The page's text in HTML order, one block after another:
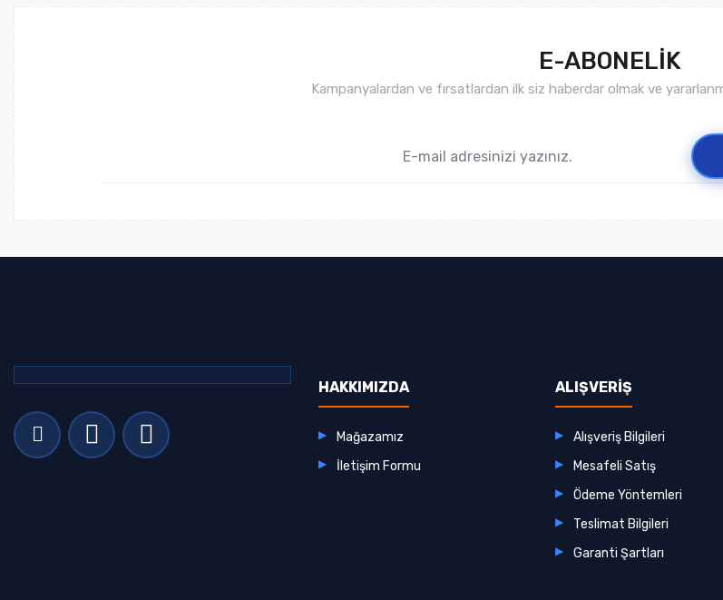
E-ABONELİK
Kampanyalardan ve fırsatlardan ilk siz haberdar olmak ve
HAKKIMIZDA
Mağazamız
İletişim Formu
ALIŞVERİŞ
Alışveriş Bilgileri
Mesafeli Satış
Ödeme Yöntemleri
Teslimat Bilgileri
Garanti Şartları